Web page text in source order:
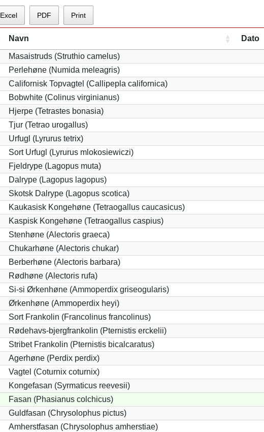
Excel PDF Print
Navn Dato
Masaistruds (Struthio camelus)
Perlehøne (Numida meleagris)
Californisk Topvagtel (Callipepla californica)
Bobwhite (Colinus virginianus)
Hjerpe (Tetrastes bonasia)
Tjur (Tetrao urogallus)
Urfugl (Lyrurus tetrix)
Sort Urfugl (Lyrurus mlokosiewiczi)
Fjeldrype (Lagopus muta)
Dalrype (Lagopus lagopus)
Skotsk Dalrype (Lagopus scotica)
Kaukasisk Kongehøne (Tetraogallus caucasicus)
Kaspisk Kongehøne (Tetraogallus caspius)
Stenhøne (Alectoris graeca)
Chukarhøne (Alectoris chukar)
Berberhøne (Alectoris barbara)
Rødhøne (Alectoris rufa)
Si-si Ørkenhøne (Ammoperdix griseogularis)
Ørkenhøne (Ammoperdix heyi)
Sort Frankolin (Francolinus francolinus)
Rødehavs-bjergfrankolin (Pternistis erckelii)
Stribet Frankolin (Pternistis bicalcaratus)
Agerhøne (Perdix perdix)
Vagtel (Coturnix coturnix)
Kongefasan (Syrmaticus reevesii)
Fasan (Phasianus colchicus)
Guldfasan (Chrysolophus pictus)
Amherstfasan (Chrysolophus amherstiae)